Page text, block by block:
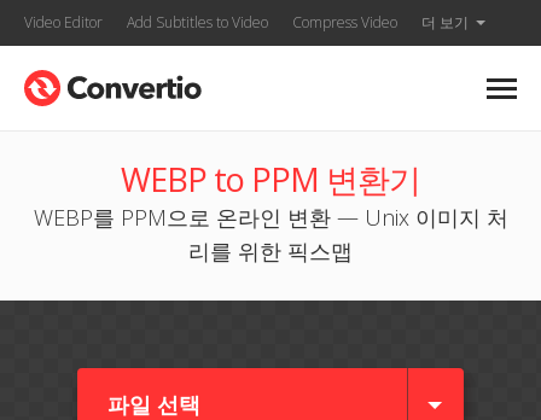
Video Editor Add Subtitles to Video Compress Video 더 보기
WEBP to PPM 변환기
WEBP를 PPM으로 온라인 변환 — Unix 이미지 처
리를 위한 픽스맵
파일 선택